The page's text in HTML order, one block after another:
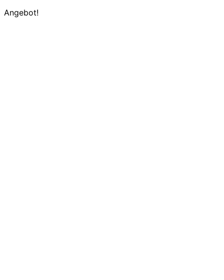
Angebot!